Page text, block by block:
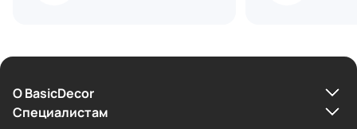
О BasicDecor
Cпециалистам